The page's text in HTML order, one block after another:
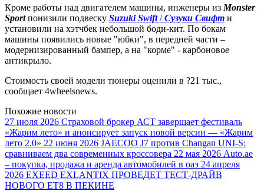
Кроме работы над двигателем машины, инженеры из Monster
Sportпонизили подвеску Suzuki Swift/Сузуки Свифт и
установили на хэтчбек небольшой боди-кит. По бокам
машины появились новые "юбки", в передней части –
модернизированный бампер, а на "корме" - карбоновое
антикрыло.
Стоимость своей модели тюнеры оценили в ?21 тыс.,
сообщает 4wheelsnews.
Похожие новости
27 июля 2026 Страховой брокер АСТ завершает фестиваль
«Жарим лето» и анонсирует запуск новой версии — «Жарим
лето 2.0» 22 июня 2026 JAECOO J7 против Changan UNI-S:
сравниваем два современных кроссовера 22 мая 2026 Auto.ae
– покупка, продажа и аренда автомобилей в оаэ 24 апреля
2026 EXEED EXLANTIX ПРОВЕДЕТ ТЕСТ-ДРАЙВ
НОВОГО ET8 В ПЕКИНЕ